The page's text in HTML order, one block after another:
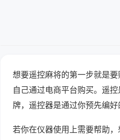
想要遥控麻将的第一步就是
自己通过电商平台购买。遥
牌，遥控器是通过你预先编好
若你在仪器使用上需要帮助